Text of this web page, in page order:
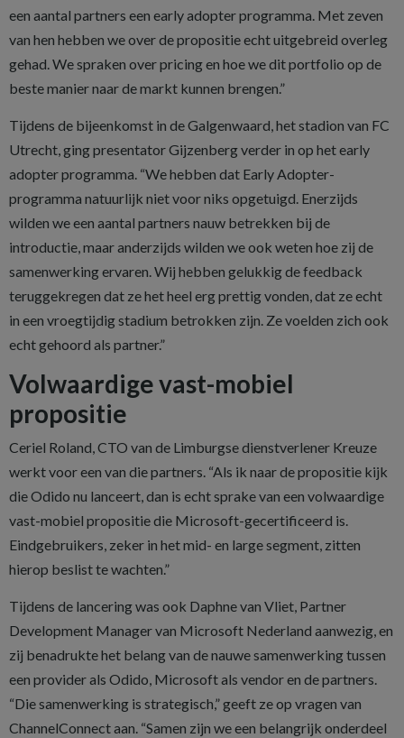
een aantal partners een early adopter programma. Met zeven
van hen hebben we over de propositie echt uitgebreid overleg
gehad. We spraken over pricing en hoe we dit portfolio op de
beste manier naar de markt kunnen brengen.”
Tijdens de bijeenkomst in de ­Galgenwaard, het stadion van FC
Utrecht, ging presentator Gijzenberg verder in op het early
adopter programma. “We hebben dat Early Adopter-
programma natuurlijk niet voor niks opgetuigd. Enerzijds
wilden we een aantal partners nauw betrekken bij de
introductie, maar anderzijds wilden we ook weten hoe zij de
samenwerking ervaren. Wij hebben gelukkig de feedback
teruggekregen dat ze het heel erg prettig vonden, dat ze echt
in een vroegtijdig stadium betrokken zijn. Ze voelden zich ook
echt gehoord als partner.”
Volwaardige vast-mobiel
propositie
Ceriel Roland, CTO van de Limburgse dienstverlener Kreuze
werkt voor een van die partners. “Als ik naar de propositie kijk
die Odido nu lanceert, dan is echt sprake van een volwaardige
vast-mobiel propositie die Microsoft-gecertificeerd is.
Eindgebruikers, zeker in het mid- en large segment, zitten
hierop beslist te wachten.”
Tijdens de lancering was ook ­Daphne van Vliet, Partner
Development Manager van Microsoft Nederland aanwezig, en
zij benadrukte het belang van de nauwe samenwerking tussen
een provider als Odido, Microsoft als vendor en de partners.
“Die samenwerking is strategisch,” geeft ze op vragen van
ChannelConnect aan. “Samen zijn we een belangrijk onderdeel